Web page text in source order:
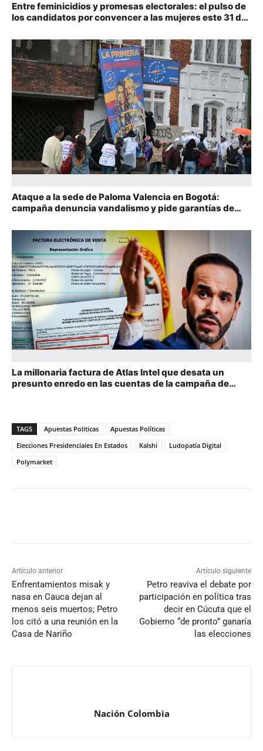
Entre feminicidios y promesas electorales: el pulso de
los candidatos por convencer a las mujeres este 31 de
Ataque a la sede de Paloma Valencia en Bogotá:
campaña denuncia vandalismo y pide garantías de
La millonaria factura de Atlas Intel que desata un
presunto enredo en las cuentas de la campaña de
TAGS Apuestas Politicas
Apuestas Políticas
Elecciones Presidenciales En Estados
Kalshi
Ludopatía Digital
Polymarket
Artículo anterior
Enfrentamientos misak y
nasa en Cauca dejan al
menos seis muertos; Petro
los citó a una reunión en la
Casa de Nariño
Artículo siguiente
Petro reaviva el debate por
participación en política tras
decir en Cúcuta que el
Gobierno “de pronto” ganaría
las elecciones
Nación Colombia